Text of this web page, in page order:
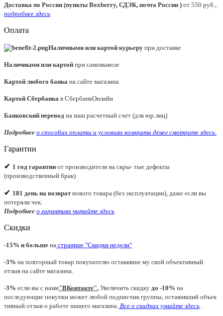
Доставка по России (пункты Boxberry, СДЭК, почта России ) от 550 руб.,
подробнее здесь
Оплата
Наличными или картой курьеру при доставке
Наличными или картой при самовывозе
Картой любого банка на сайте магазина
Картой Сбербанка в СбербанкОнлайн
Банковский перевод на наш расчетный счет (для юр.лиц)
Подробнее о способах оплаты и условиях возврата денег смотрите здесь.
Гарантии
✔ 1 год гарантии от производителя на скры- тые дефекты
(производственный брак)
✔ 181 день на возвратнового товара (без эксплуатации), даже если вы
потеряли чек.
Подробнее о гарантиях читайте здесь
Скидки
-15% и больше на странице "Скидки недели"
-3% на повторный товар покупателю оставивше му свой объективный
отзыв на сайте магазина.
-3% если вы с нами"ВКонтакте". Увеличить скидку до -10% на
последующие покупки может любой подписчик группы, оставивший объек
тивный отзыв о работе нашего магазина. Все о скидках узнайте здесь